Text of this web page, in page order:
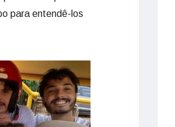
para entendê-los